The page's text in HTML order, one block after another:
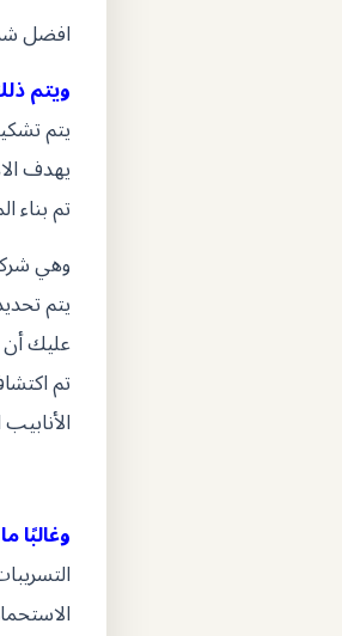
افضل
ويتم
يتم
يهدف
تم بناء
وهي
يتم
عليك
تم
وغالبًا